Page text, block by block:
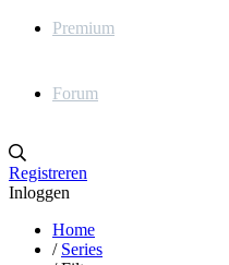
Premium
Forum
Registreren
Inloggen
Home
/ Series